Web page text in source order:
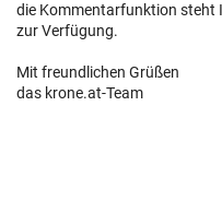
die Kommentarfunktion steht
zur Verfügung.
Mit freundlichen Grüßen
das krone.at-Team